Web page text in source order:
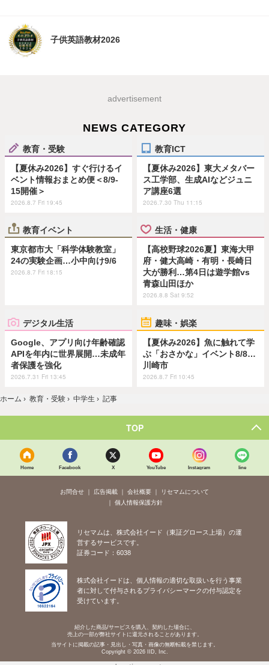
子供英語教材2026
advertisement
NEWS CATEGORY
教育・受験
【夏休み2026】すぐ行けるイ
ベント情報おまとめ便＜8/9-
15開催＞
2026.8.7 Fri 19:45
教育ICT
【夏休み2026】東大メタバー
ス工学部、生成AIなどジュニ
ア講座6選
2026.7.30 Thu 11:15
教育イベント
東京都市大「科学体験教室」
24の実験企画…小中向け9/6
2026.8.7 Fri 18:15
生活・健康
【高校野球2026夏】東海大甲
府・健大高崎・有明・長崎日
大が勝利…第4日は遊学館vs
青森山田ほか
2026.8.8 Sat 9:52
デジタル生活
Google、アプリ向け年齢確認
APIを年内に世界展開…未成年
者保護を強化
2026.7.31 Fri 13:45
趣味・娯楽
【夏休み2026】魚に触れて学
ぶ「おさかな」イベント8/8…
川崎市
2026.8.7 Fri 10:45
ホーム › 教育・受験 › 中学生 › 記事
TOP
Home Facebook X YouTube Instagram line
お問合せ 広告掲載 会社概要
リセマムについて
個人情報保護方針
リセマムは、株式会社イード（東証グロース上場）の運
営するサービスです。
証券コード：6038
株式会社イードは、個人情報の適切な取扱いを行う事業
者に対して付与されるプライバシーマークの付与認定を
受けています。
紹介した商品/サービスを購入、契約した場合に、
売上の一部が弊社サイトに還元されることがあります。
当サイトに掲載の記事・見出し・写真・画像の無断転載を禁じます。
Copyright © 2026 IID, Inc.